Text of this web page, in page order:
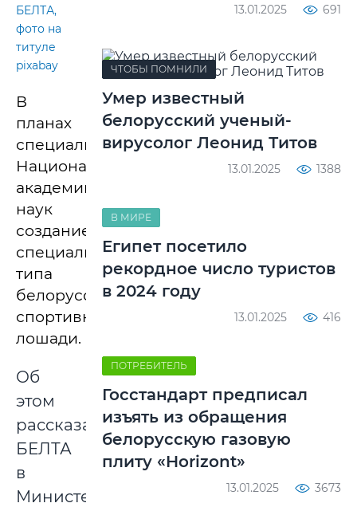
БЕЛТА,
фото на
титуле
pixabay
В
планах
специалистов
Национальной
академии
наук
создание
специализированного
типа
белорусской
спортивной
лошади.
Об
этом
рассказали
БЕЛТА
в
Министерстве
13.01.2025 691
ЧТОБЫ ПОМНИЛИ
Умер известный
белорусский ученый-
вирусолог Леонид Титов
13.01.2025 1388
В МИРЕ
Египет посетило
рекордное число туристов
в 2024 году
13.01.2025 416
ПОТРЕБИТЕЛЬ
Госстандарт предписал
изъять из обращения
белорусскую газовую
плиту «Horizont»
13.01.2025 3673